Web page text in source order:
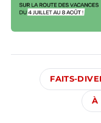
FAITS-
À